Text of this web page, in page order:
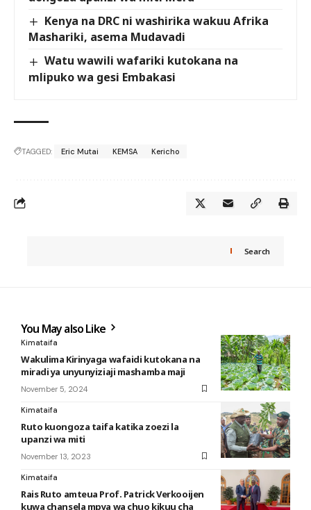
Kenya na DRC ni washirika wakuu Afrika
Mashariki, asema Mudavadi
Watu wawili wafariki kutokana na
mlipuko wa gesi Embakasi
TAGGED: Eric Mutai KEMSA Kericho
Search
You May also Like
Kimataifa
Wakulima Kirinyaga wafaidi kutokana na
miradi ya unyunyiziaji mashamba maji
November 5, 2024
Kimataifa
Ruto kuongoza taifa katika zoezi la
upanzi wa miti
November 13, 2023
Kimataifa
Rais Ruto amteua Prof. Patrick Verkooijen
kuwa chansela mpya wa chuo kikuu cha